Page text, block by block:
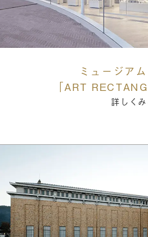
ミュージア
「ART
詳しくみ